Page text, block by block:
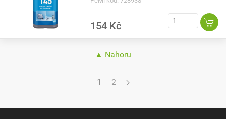
154 Kč
▲ Nahoru
1 2